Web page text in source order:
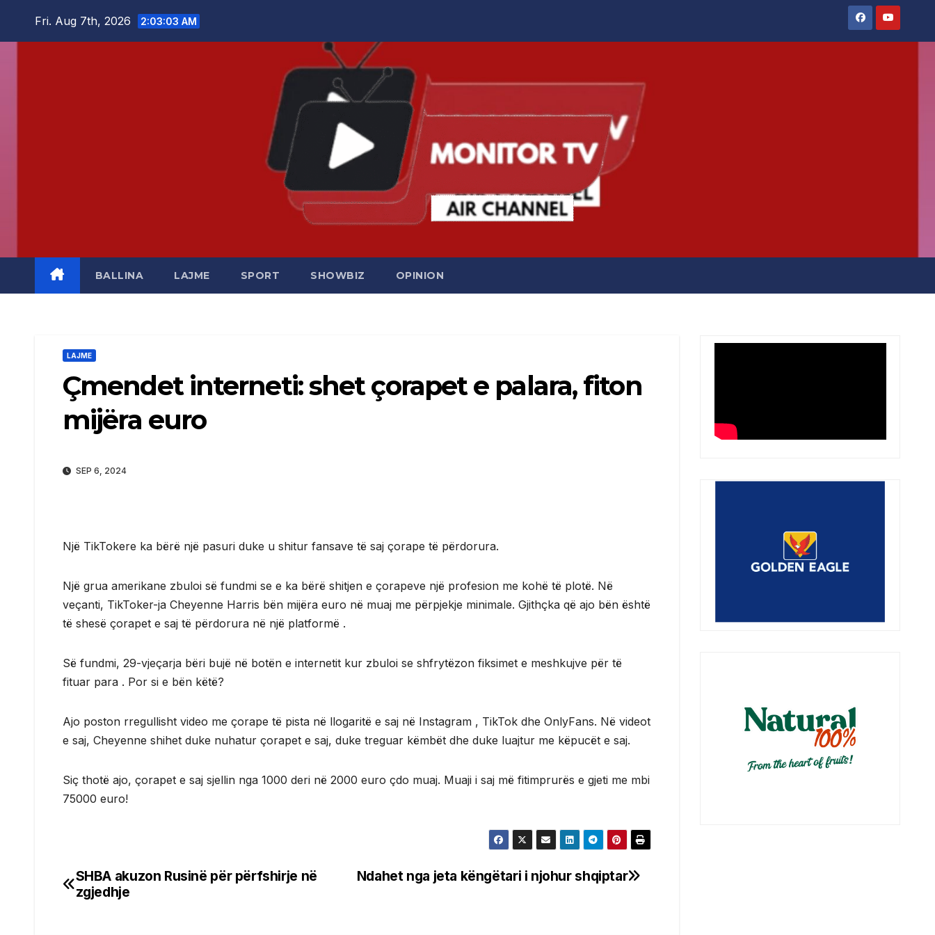
Fri. Aug 7th, 2026 2:03:03 AM
BALLINA LAJME SPORT SHOWBIZ OPINION
LAJME
Çmendet interneti: shet çorapet e palara, fiton
mijëra euro
SEP 6, 2024
Një TikTokere ka bërë një pasuri duke u shitur fansave të saj çorape të përdorura.
Një grua amerikane zbuloi së fundmi se e ka bërë shitjen e çorapeve një profesion me kohë të plotë. Në
veçanti, TikToker-ja Cheyenne Harris bën mijëra euro në muaj me përpjekje minimale. Gjithçka që ajo bën është
të shesë çorapet e saj të përdorura në një platformë .
Së fundmi, 29-vjeçarja bëri bujë në botën e internetit kur zbuloi se shfrytëzon fiksimet e meshkujve për të
fituar para . Por si e bën këtë?
Ajo poston rregullisht video me çorape të pista në llogaritë e saj në Instagram , TikTok dhe OnlyFans. Në videot
e saj, Cheyenne shihet duke nuhatur çorapet e saj, duke treguar këmbët dhe duke luajtur me këpucët e saj.
Siç thotë ajo, çorapet e saj sjellin nga 1000 deri në 2000 euro çdo muaj. Muaji i saj më fitimprurës e gjeti me mbi
75000 euro!
Post
Ndahet nga jeta këngëtari i njohur shqiptar
SHBA akuzon Rusinë për përfshirje në
zgjedhje